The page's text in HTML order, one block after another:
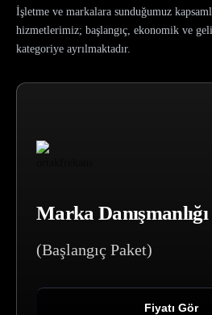
İşletme ve markalara sunduğumuz
hizmetlerimiz; başlangıç, ekonomik ve
kategoriye ayrılmaktadır.
Marka Danışmanlığı
(Başlangıç Paket)
Fiyatı Gör